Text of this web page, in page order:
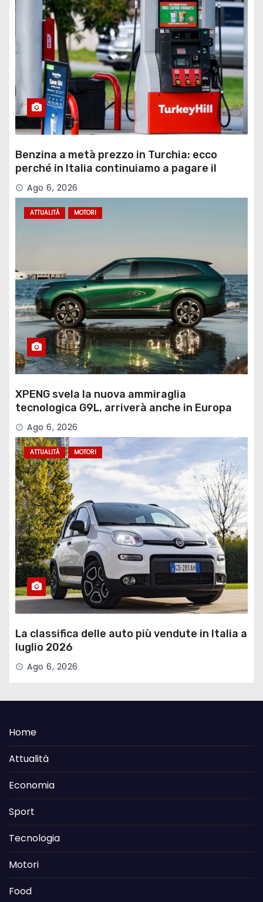
Benzina a metà prezzo in Turchia: ecco
perché in Italia continuiamo a pagare il
doppio
Ago 6, 2026
ATTUALITÀ MOTORI
XPENG svela la nuova ammiraglia
tecnologica G9L, arriverà anche in Europa
Ago 6, 2026
ATTUALITÀ MOTORI
La classifica delle auto più vendute in Italia a
luglio 2026
Ago 6, 2026
Home
Attualità
Economia
Sport
Tecnologia
Motori
Food